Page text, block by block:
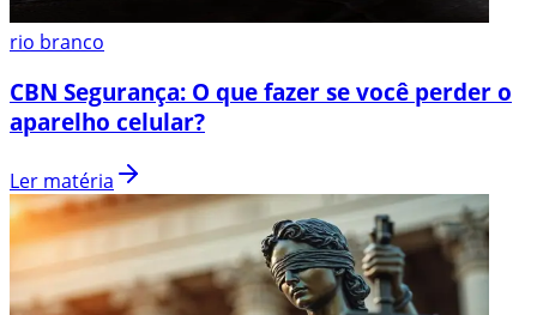
rio branco
CBN Segurança: O que fazer se você perder o
aparelho celular?
Ler matéria